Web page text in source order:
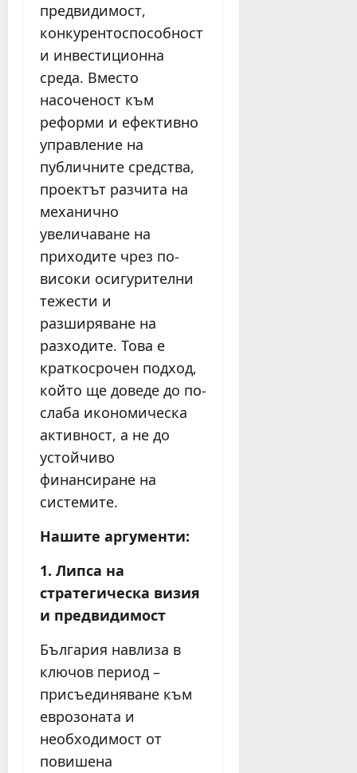
предвидимост,
конкурентоспособност
и инвестиционна
среда. Вместо
насоченост към
реформи и ефективно
управление на
публичните средства,
проектът разчита на
механично
увеличаване на
приходите чрез по-
високи осигурителни
тежести и
разширяване на
разходите. Това е
краткосрочен подход,
който ще доведе до по-
слаба икономическа
активност, а не до
устойчиво
финансиране на
системите.
Нашите аргументи:
1. Липса на
стратегическа визия
и предвидимост
България навлиза в
ключов период –
присъединяване към
еврозоната и
необходимост от
повишена